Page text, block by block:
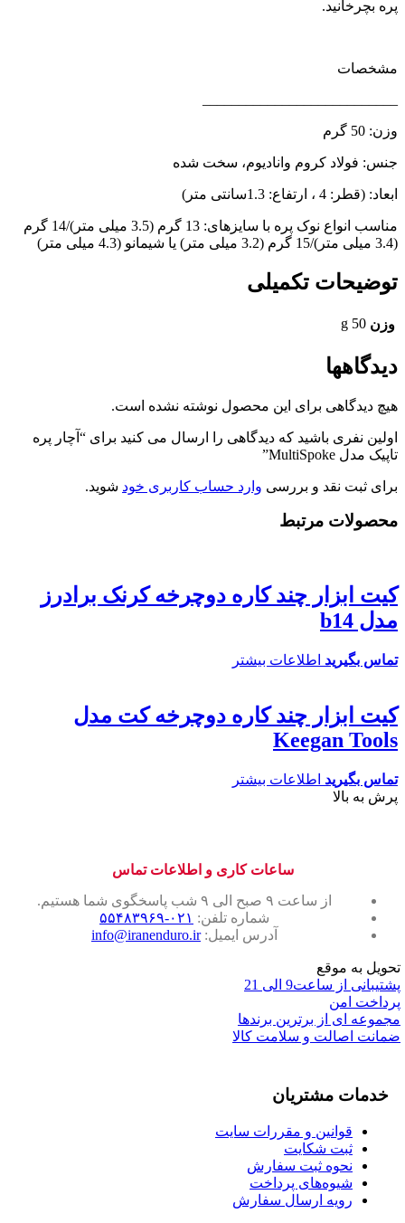
پره بچرخانید.
مشخصات
وزن: 50 گرم
جنس: فولاد کروم وانادیوم، سخت شده
ابعاد: (قطر: 4 ، ارتفاع: 1.3سانتی متر)
مناسب انواع نوک پره با سایزهای: 13 گرم (3.5 میلی متر)/14 گرم
(3.4 میلی متر)/15 گرم (3.2 میلی متر) یا شیمانو (4.3 میلی متر)
توضیحات تکمیلی
وزن 50 g
دیدگاهها
هیچ دیدگاهی برای این محصول نوشته نشده است.
اولین نفری باشید که دیدگاهی را ارسال می کنید برای “آچار پره
تاپیک مدل MultiSpoke”
برای ثبت نقد و بررسی وارد حساب کاربری خود شوید.
محصولات مرتبط
کیت ابزار چند کاره دوچرخه کرنک برادرز
مدل b14
تماس بگیرید اطلاعات بیشتر
کیت ابزار چند کاره دوچرخه کت مدل
Keegan Tools
تماس بگیرید اطلاعات بیشتر
پرش به بالا
ساعات کاری و اطلاعات تماس
از ساعت ۹ صبح الی ۹ شب پاسخگوی شما هستیم.
شماره تلفن: ۰۲۱-۵۵۴۸۳۹۶۹
آدرس ایمیل:info@iranenduro.ir
تحویل به موقع
پشتیبانی از ساعت9 الی 21
پرداخت امن
مجموعه ای از برترین برندها
ضمانت اصالت و سلامت کالا
خدمات مشتریان
قوانین و مقررات سایت
ثبت شکایت
نحوه ثبت سفارش
شیوه‌های پرداخت
رویه ارسال سفارش